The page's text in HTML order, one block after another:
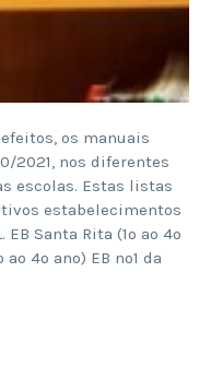
os manuais
2021, nos diferentes
escolas. Estas listas
estabelecimentos
Santa Rita (1º ao 4º
4º ano) EB nº1 da